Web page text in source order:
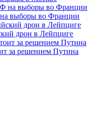
выборы во Франции
дрон в Лейпциге
за решением Путина